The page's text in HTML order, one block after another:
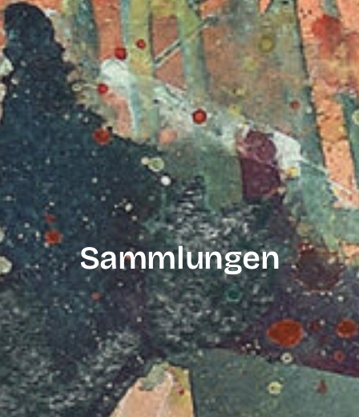
Sammlungen